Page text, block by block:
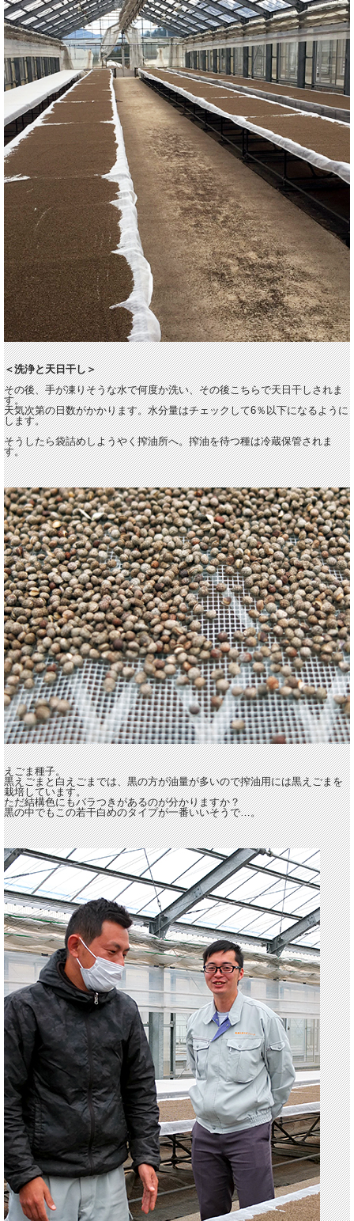
＜洗浄と天日干し＞
その後、手が凍りそうな水で何度か洗い、その後こちらで天日干しされま
す。
天気次第の日数がかかります。水分量はチェックして6％以下になるように
します。
そうしたら袋詰めしようやく搾油所へ。搾油を待つ種は冷蔵保管されま
す。
えごま種子。
黒えごまと白えごまでは、黒の方が油量が多いので搾油用には黒えごまを
栽培しています。
ただ結構色にもバラつきがあるのが分かりますか？
黒の中でもこの若干白めのタイプが一番いいそうで…。